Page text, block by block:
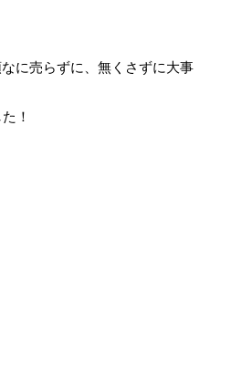
に売らずに、無くさずに大事
！